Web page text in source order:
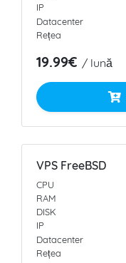
IP
Datacenter
Rețea
19.99€ / lună
VPS FreeBSD
CPU
RAM
DISK
IP
Datacenter
Rețea